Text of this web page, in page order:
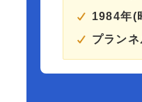
1984年(
プラン